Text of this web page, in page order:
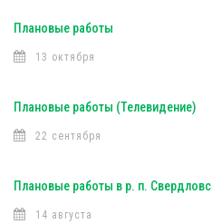
Плановые работы
13 октября
Плановые работы (Телевидение)
22 сентября
Плановые работы в р. п.
14 августа